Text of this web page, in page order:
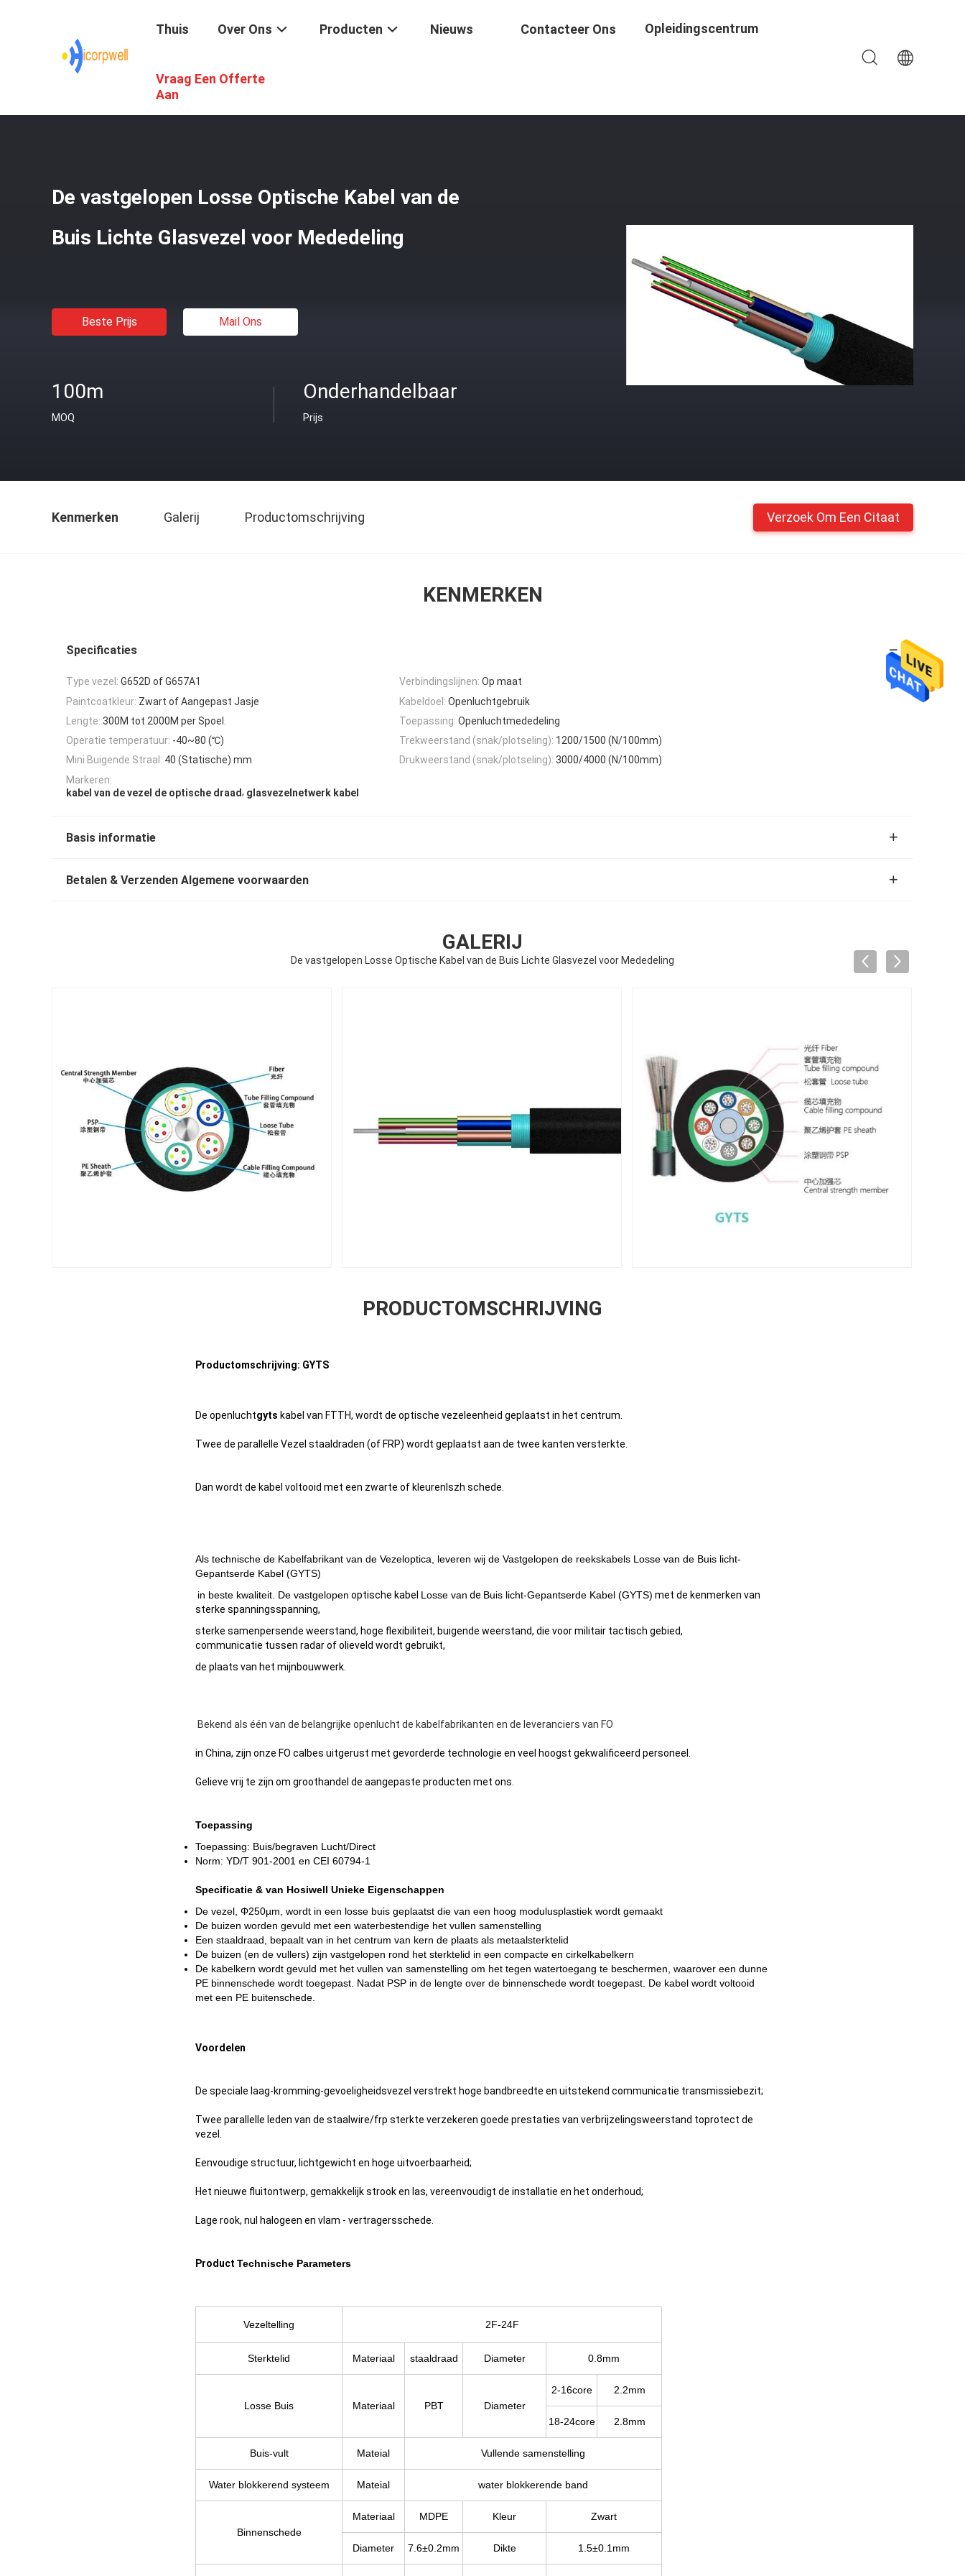
Thuis Over Ons Producten Nieuws Contacteer Ons Opleidingscentrum
Vraag Een Offerte
Aan
Glasvezel Optische Kabel
De vastgelopen Losse Optische Kabel van de
Buis Lichte Glasvezel voor Mededeling
Beste Prijs Mail Ons
100m
MOQ
Onderhandelbaar
Prijs
Kenmerken Galerij Productomschrijving Verzoek Om Een Citaat
KENMERKEN
Specificaties
Type vezel: G652D of G657A1 Verbindingslijnen: Op maat
Paintcoatkleur: Zwart of Aangepast Jasje Kabeldoel: Openluchtgebruik
Lengte: 300M tot 2000M per Spoel. Toepassing: Openluchtmededeling
Operatie temperatuur: -40~80 (℃) Trekweerstand (snak/plotseling): 1200/1500 (N/100mm)
Mini Buigende Straal: 40 (Statische) mm Drukweerstand (snak/plotseling): 3000/4000 (N/100mm)
Markeren:
kabel van de vezel de optische draad, glasvezelnetwerk kabel
Basis informatie
Betalen & Verzenden Algemene voorwaarden
GALERIJ
De vastgelopen Losse Optische Kabel van de Buis Lichte Glasvezel voor Mededeling
PRODUCTOMSCHRIJVING
Productomschrijving: GYTS
De openluchtgyts kabel van FTTH, wordt de optische vezeleenheid geplaatst in het centrum.
Twee de parallelle Vezel staaldraden (of FRP) wordt geplaatst aan de twee kanten versterkte.
Dan wordt de kabel voltooid met een zwarte of kleurenlszh schede.
Als technische de Kabelfabrikant van de Vezeloptica, leveren wij de Vastgelopen de reekskabels Losse van de Buis licht-
Gepantserde Kabel (GYTS)
in beste kwaliteit. De vastgelopen optische kabel Losse van de Buis licht-Gepantserde Kabel (GYTS) met de kenmerken van
sterke spanningsspanning,
sterke samenpersende weerstand, hoge flexibiliteit, buigende weerstand, die voor militair tactisch gebied,
communicatie tussen radar of olieveld wordt gebruikt,
de plaats van het mijnbouwwerk.
Bekend als één van de belangrijke openlucht de kabelfabrikanten en de leveranciers van FO
in China, zijn onze FO calbes uitgerust met gevorderde technologie en veel hoogst gekwalificeerd personeel.
Gelieve vrij te zijn om groothandel de aangepaste producten met ons.
Toepassing
Toepassing: Buis/begraven Lucht/Direct
Norm: YD/T 901-2001 en CEI 60794-1
Specificatie & van Hosiwell Unieke Eigenschappen
De vezel, Φ250µm, wordt in een losse buis geplaatst die van een hoog modulusplastiek wordt gemaakt
De buizen worden gevuld met een waterbestendige het vullen samenstelling
Een staaldraad, bepaalt van in het centrum van kern de plaats als metaalsterktelid
De buizen (en de vullers) zijn vastgelopen rond het sterktelid in een compacte en cirkelkabelkern
De kabelkern wordt gevuld met het vullen van samenstelling om het tegen watertoegang te beschermen, waarover een dunne
PE binnenschede wordt toegepast. Nadat PSP in de lengte over de binnenschede wordt toegepast. De kabel wordt voltooid
met een PE buitenschede.
Voordelen
De speciale laag-kromming-gevoeligheidsvezel verstrekt hoge bandbreedte en uitstekend communicatie transmissiebezit;
Twee parallelle leden van de staalwire/frp sterkte verzekeren goede prestaties van verbrijzelingsweerstand toprotect de
vezel.
Eenvoudige structuur, lichtgewicht en hoge uitvoerbaarheid;
Het nieuwe fluitontwerp, gemakkelijk strook en las, vereenvoudigt de installatie en het onderhoud;
Lage rook, nul halogeen en vlam - vertragersschede.
Product Technische Parameters
Vezeltelling 2F-24F
Sterktelid Materiaal staaldraad Diameter 0.8mm
Losse Buis Materiaal PBT Diameter
2-16core 2.2mm
18-24core 2.8mm
Buis-vult Mateial Vullende samenstelling
Water blokkerend systeem Mateial water blokkerende band
Binnenschede
Materiaal MDPE Kleur Zwart
Diameter 7.6±0.2mm Dikte 1.5±0.1mm